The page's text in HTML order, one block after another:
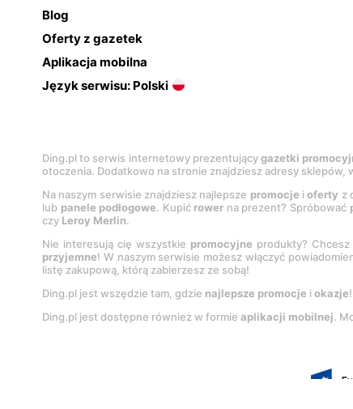
Blog
Oferty z gazetek
Aplikacja mobilna
Język serwisu: Polski
Ding.pl to serwis internetowy prezentującygazetki
otoczenia. Dodatkowo na stronie znajdziesz adresy
Na naszym serwisie znajdziesz najlepsze promocje ioferty z
lub panele podłogowe. Kupić rower na prezent? Spróbować
czy Leroy Merlin.
Nie interesują cię wszystkie promocyjne produkty?
przyjemne! W naszym serwisie możesz włączyć
listę zakupową, którą zabierzesz ze sobą!
Ding.pl jest wszędzie tam, gdzie najlepsze promocje i okazje
Ding.pl jest dostępne również w formie aplikacji mobilnej.